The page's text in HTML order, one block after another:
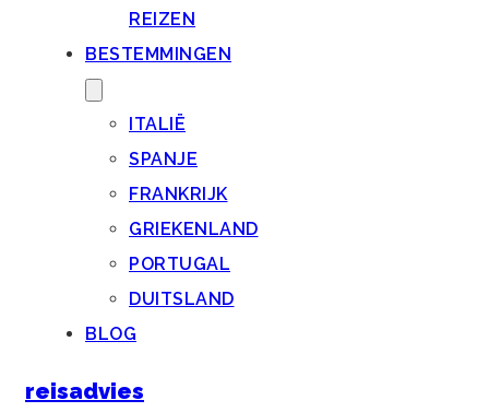
REIZEN
BESTEMMINGEN
ITALIË
SPANJE
FRANKRIJK
GRIEKENLAND
PORTUGAL
DUITSLAND
BLOG
reisadvies